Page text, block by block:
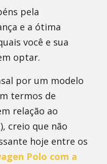
pela
e a ótima
você e sua
optar.
por um modelo
termos de
relação ao
creio que não
hoje entre os
Polo com a